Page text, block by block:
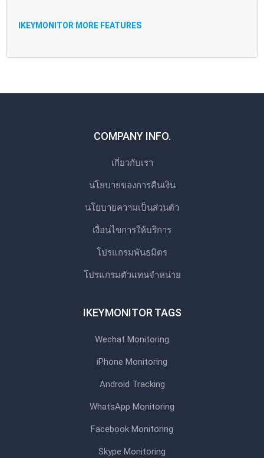
IKEYMONITOR MORE FEATURES
COMPANY INFO.
เกี่ยวกับเรา
นโยบายของการคืนเงิน
นโยบายความเป็นส่วนตัว
เงื่อนไขการให้บริการ
โปรแกรมพันธมิตร
โปรแกรมตัวแทนจําหน่าย
IKEYMONITOR TAGS
Wechat Monitoring
iPhone Monitoring
Android Tracking
WhatsApp Monitoring
Facebook Monitoring
Skype Monitoring